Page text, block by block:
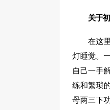
关于
在这
灯睡觉。
自己一手
练和繁琐
母两三下